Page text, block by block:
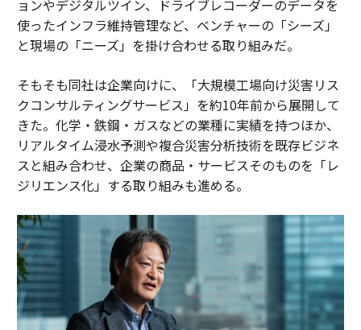
ョンやデジタルツイン、ドライブレコーダーのデータを
使ったインフラ維持管理など、ベンチャーの「シーズ」
と現場の「ニーズ」を掛け合わせる取り組みだ。
そもそも同社は企業向けに、「大規模工場向け災害リス
クコンサルティングサービス」を約10年前から展開して
きた。化学・鉄鋼・ガスなどの業種に実績を持つほか、
リアルタイム浸水予測や複合災害分析技術を既存ビジネ
スと組み合わせ、企業の商品・サービスそのものを「レ
ジリエンス化」する取り組みも進める。